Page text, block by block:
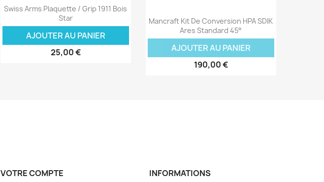
 Aperçu rapide
Swiss Arms Plaquette / Grip 1911 Bois
Star
AJOUTER AU PANIER
25,00 €
Aperçu rapide
Mancraft Kit De Conversion HPA SDIK
Ares Standard 45°
AJOUTER AU PANIER
190,00 €
VOTRE COMPTE INFORMATIONS